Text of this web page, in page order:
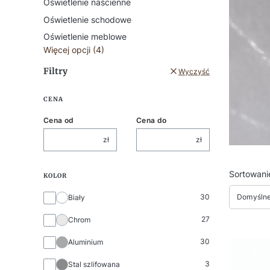
Oświetlenie naścienne
Oświetlenie schodowe
Oświetlenie meblowe
Więcej opcji (4)
Filtry Wyczyść
CENA
Cena od
zł
Cena do
zł
KOLOR
Kolor Biały 30
Chrom 27
Aluminium 30
Stal szlifowana 3
Lista